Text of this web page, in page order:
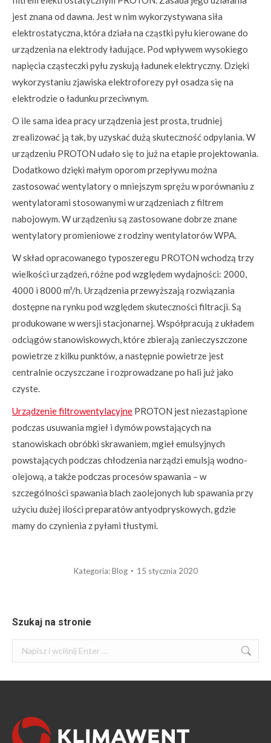
jest znana od dawna. Jest w nim wykorzystywana siła
elektrostatyczna, która działa na cząstki pyłu kierowane do
urządzenia na elektrody ładujące. Pod wpływem wysokiego
napięcia cząsteczki pyłu zyskują ładunek elektryczny. Dzięki
wykorzystaniu zjawiska elektroforezy pył osadza się na
elektrodzie o ładunku przeciwnym.
O ile sama idea pracy urządzenia jest prosta, trudniej
zrealizować ją tak, by uzyskać dużą skuteczność odpylania. W
urządzeniu PROTON udało się to już na etapie projektowania.
Dodatkowo dzięki małym oporom przepływu można
zastosować wentylatory o mniejszym sprężu w porównaniu z
wentylatorami stosowanymi w urządzeniach z filtrem
nabojowym. W urządzeniu są zastosowane dobrze znane
wentylatory promieniowe z rodziny wentylatorów WPA.
W skład opracowanego typoszeregu PROTON wchodzą trzy
wielkości urządzeń, różne pod względem wydajności: 2000,
4000 i 8000 m³/h. Urządzenia przewyższają rozwiązania
dostępne na rynku pod względem skuteczności filtracji. Są
produkowane w wersji stacjonarnej. Współpracują z układem
odciągów stanowiskowych, które zbierają zanieczyszczone
powietrze z kilku punktów, a następnie powietrze jest
centralnie oczyszczane i rozprowadzane po hali już jako
czyste.
Urządzenie filtrowentylacyjne PROTON jest niezastąpione
podczas usuwania mgieł i dymów powstających na
stanowiskach obróbki skrawaniem, mgieł emulsyjnych
powstających podczas chłodzenia narządzi emulsją wodno-
olejową, a także podczas procesów spawania – w
szczególności spawania blach zaolejonych lub spawania przy
użyciu dużej ilości preparatów antyodpryskowych, gdzie
mamy do czynienia z pyłami tłustymi.
Kategoria:Blog 15 stycznia 2020
Szukaj na stronie
Szukaj: